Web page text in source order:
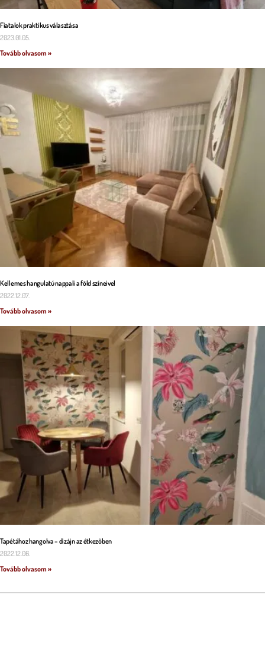
Fiatalok praktikus választása
2023.01.05.
Tovább olvasom »
Kellemes hangulatú nappali a föld színeivel
2022.12.07.
Tovább olvasom »
Tapétához hangolva – dizájn az étkezőben
2022.12.06.
Tovább olvasom »